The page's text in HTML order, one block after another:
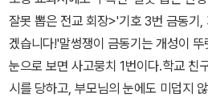
던 금도끼의 당선.금도끼와 산호마저
장들로 구성된 임원들은 금도끼에게 ‘
을 붙인다. 한 달 남은 개교 10주년 행
얼스를 섭외할 수 있을까?자신을 무시
처를 받지만 금도끼는 전교회장이란
잘못 뽑은 전교 회장>'기호 3번 금동기
겠습니다!'말썽쟁이 금동기는 개성이
눈으로 보면 사고뭉치 1번이다.학교 친
시를 당하고, 부모님의 눈에도 미덥지